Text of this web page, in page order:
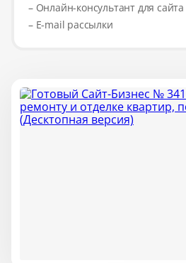
– Онлайн-консультант для сайта
– E-mail рассылки